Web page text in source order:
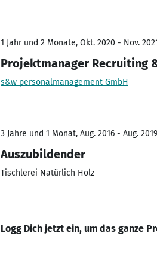
1 Jahr und 2 Monate, Okt. 2020 - Nov.
Projektmanager Recruiting
s&w personalmanagement GmbH
3 Jahre und 1 Monat, Aug. 2016 - Aug. 2019
Auszubildender
Tischlerei Natürlich Holz
Logg Dich jetzt ein, um das ganze